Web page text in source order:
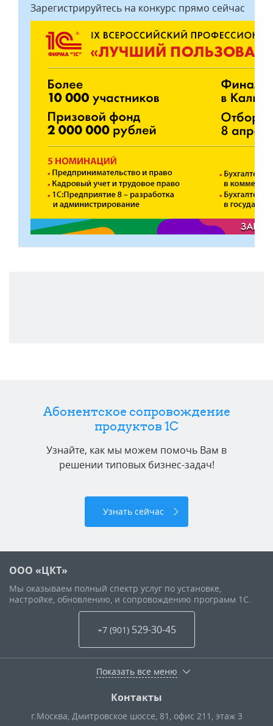
Зарегистрируйтесь на конкурс прямо сейчас
Абонентское сопровождение
продуктов 1C
Узнайте, как мы можем помочь Вам в
решении типовых бизнес-задач!
Узнать сейчас
ООО «ЦКТ»
Мы оказываем полный спектр услуг по установке,
настройке, обновлению, и сопровождению программ 1С.
+7 (901) 529-30-45
Показать все меню
Контакты
г.Москва Дмитровское шоссе, 81, офис 211, этаж 3